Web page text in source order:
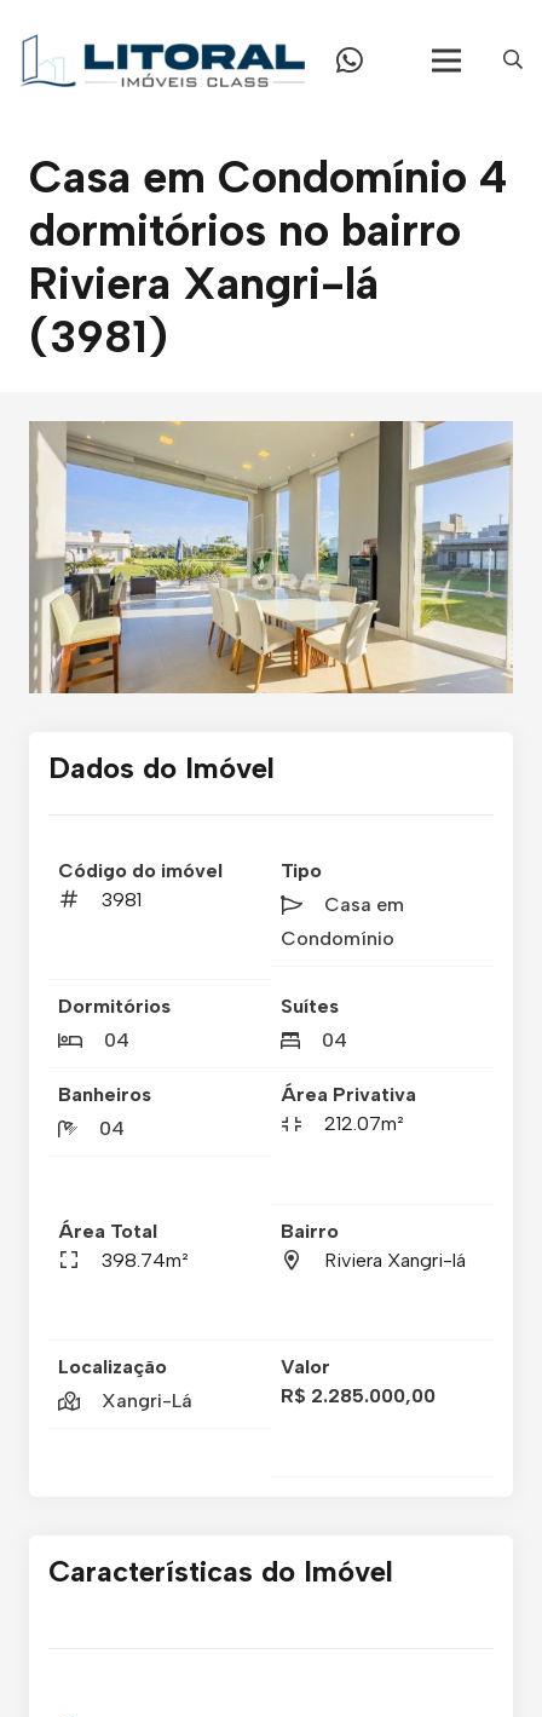
Casa em Condomínio 4
dormitórios no bairro
Riviera Xangri-lá
(3981)
Dados do Imóvel
Código do imóvel
3981
Tipo
Casa em
Condomínio
Dormitórios
04
Suítes
04
Banheiros
04
Área Privativa
212.07m²
Área Total
398.74m²
Bairro
Riviera Xangri-lá
Localização
Xangri-Lá
Valor
R$ 2.285.000,00
Características do Imóvel